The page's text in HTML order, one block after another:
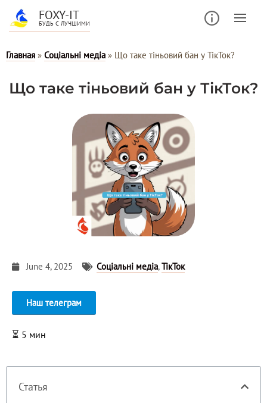
FOXY-IT
БУДЬ С ЛУЧШИМИ
Главная » Соціальні медіа » Що таке тіньовий бан у ТікТок?
Що таке тіньовий бан у ТікТок?
June 4, 2025 Соціальні медіа,ТікТок
Наш телеграм
⏳ 5 мин
Статья